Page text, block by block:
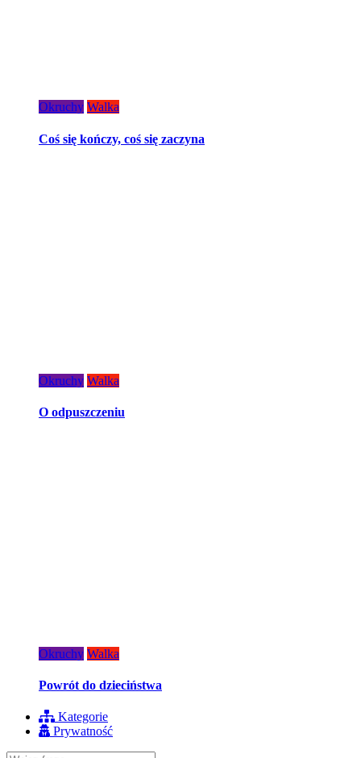
Okruchy Walka
Coś się kończy, coś się zaczyna
Okruchy Walka
O odpuszczeniu
Okruchy Walka
Powrót do dzieciństwa
Kategorie
Prywatność